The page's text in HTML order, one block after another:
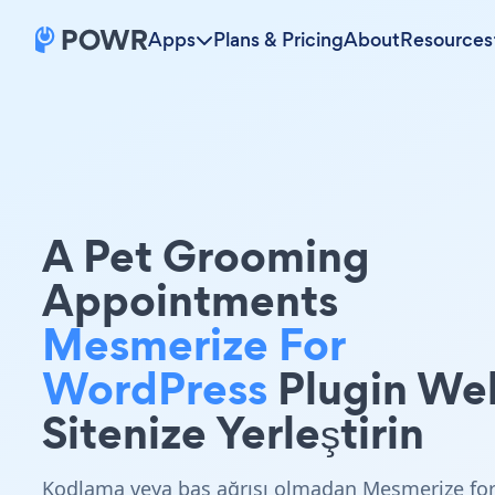
Apps Plans & PricingAboutResources
A Pet Grooming
Appointments
Mesmerize For
WordPress Plugin
Sitenize Yerleştirin
Kodlama veya baş ağrısı olmadan Mesmerize for